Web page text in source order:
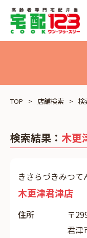
TOP 店舗検索 検
検索結果： 木更
きさらづきみつて
木更津君津店
住所
〒
君津